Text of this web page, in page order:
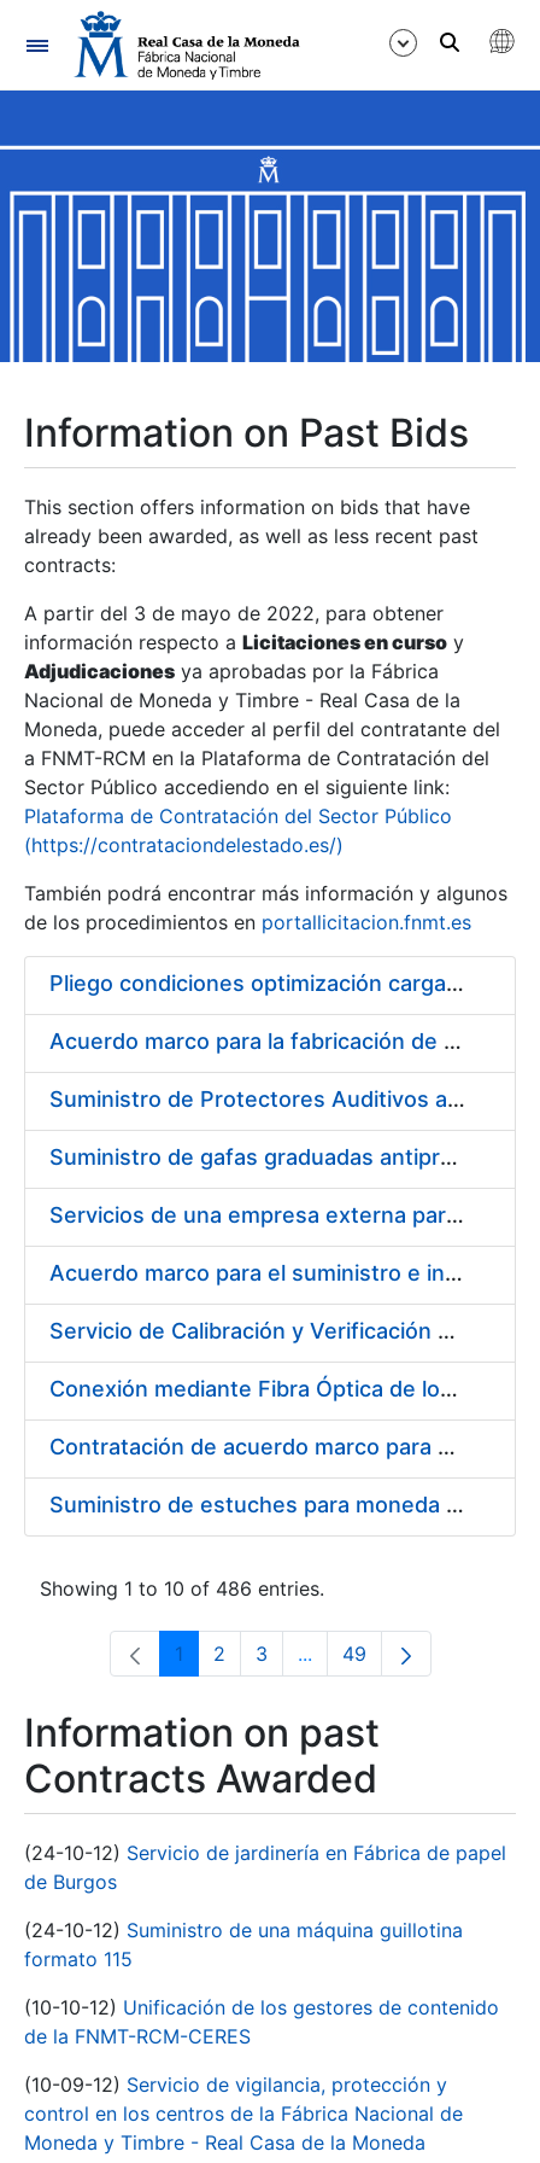
Navigation
Show/Hide
Show/Hide
Show/Hide
Show/Hide
Show/Hide
Show/Hide
Information on Past Bids
This section offers information on bids that have
already been awarded, as well as less recent past
contracts:
A partir del 3 de mayo de 2022, para obtener
información respecto a Licitaciones en curso y
Adjudicaciones ya aprobadas por la Fábrica
Nacional de Moneda y Timbre - Real Casa de la
Moneda, puede acceder al perfil del contratante del
a FNMT-RCM en la Plataforma de Contratación del
Sector Público accediendo en el siguiente link:
Plataforma de Contratación del Sector Público
(https://contrataciondelestado.es/)
También podrá encontrar más información y algunos
de los procedimientos en portallicitacion.fnmt.es
Pliego condiciones optimización cargas compras firmado
Acuerdo marco para la fabricación de piezas
Suministro de Protectores Auditivos a medida para las personas trabajadoras de los Centros de Trabajo de Madrid y Burgos
Suministro de gafas graduadas antiproyecciones para los trabajadores de la FNMT-RCM en los centros de trabajo de Madrid y Burgos
Servicios de una empresa externa para el asesoramiento y resolución de los recursos de alzada que se presentan relacionados con procesos de selección para la FNMT-RCM
Acuerdo marco para el suministro e instalación de persianas, estores y otros complementos
Servicio de Calibración y Verificación Externa de los Equipos de Medición del Servicio de Prevención de la FNMT-RCM
Conexión mediante Fibra Óptica de los Centros de Proceso de Datos (CPDs) de las sedes de la FNMT-RCM de Burgos y Madrid
Contratación de acuerdo marco para el Suministro de Material de Electricidad para la Fábrica Nacional de Moneda y Timbre-Real Casa de la Moneda en su centro de trabajo de Burgos
Suministro de estuches para moneda de 30 €
Showing 1 to 10 of 486 entries.
Page
1 Page
2 Page
3 ...Intermediate Pages Use
Page
49
Information on past
Contracts Awarded
(24-10-12) Servicio de jardinería en Fábrica de papel
de Burgos
(24-10-12) Suministro de una máquina guillotina
formato 115
(10-10-12) Unificación de los gestores de contenido
de la FNMT-RCM-CERES
(10-09-12) Servicio de vigilancia, protección y
control en los centros de la Fábrica Nacional de
Moneda y Timbre - Real Casa de la Moneda